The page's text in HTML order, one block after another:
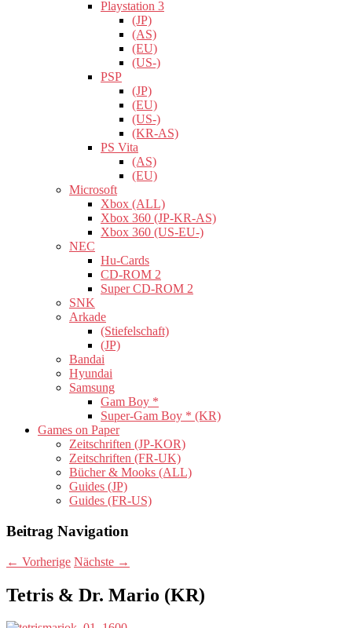
Playstation 3
(JP)
(AS)
(EU)
(US-)
PSP
(JP)
(EU)
(US-)
(KR-AS)
PS Vita
(AS)
(EU)
Microsoft
Xbox (ALL)
Xbox 360 (JP-KR-AS)
Xbox 360 (US-EU-)
NEC
Hu-Cards
CD-ROM 2
Super CD-ROM 2
SNK
Arkade
(Stiefelschaft)
(JP)
Bandai
Hyundai
Samsung
Gam Boy *
Super-Gam Boy * (KR)
Games on Paper
Zeitschriften (JP-KOR)
Zeitschriften (FR-UK)
Bücher & Mooks (ALL)
Guides (JP)
Guides (FR-US)
Beitrag Navigation
← Vorherige Nächste →
Tetris & Dr. Mario (KR)